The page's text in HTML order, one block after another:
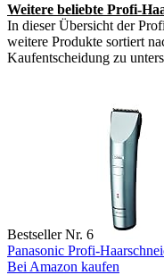
Weitere beliebte Profi-
In dieser Übersicht der
weitere Produkte sortiert
Kaufentscheidung zu
Bestseller Nr. 6
Panasonic Profi-
Bei Amazon kaufen